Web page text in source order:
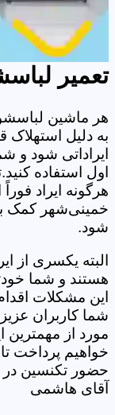
تعمیر
هر ماشین
به دلیل
ایراداتی شود و
اول استفاده
هرگونه ایراد
خمینی‌شهر کمک
شود.
البته یکسری از
هستند و شما
این مشکلات
شما کاربران
مورد از مهمترین
خواهیم پرداخت
آقای هاشمی